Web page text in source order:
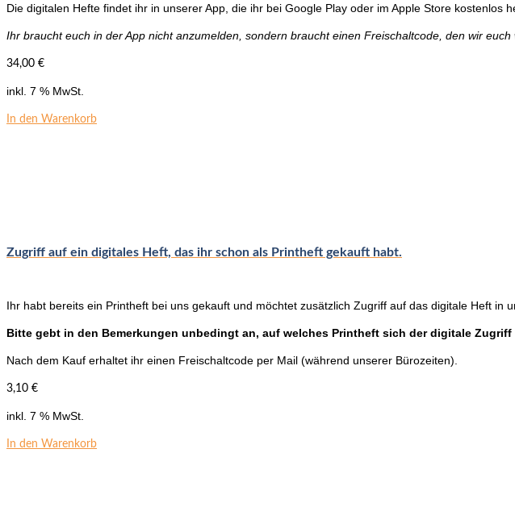
Die digitalen Hefte findet ihr in unserer App, die ihr bei Google Play oder im Apple Store kostenlos
Ihr braucht euch in der App nicht anzumelden, sondern braucht einen Freischaltcode, den wir
34,00 €
inkl. 7 % MwSt.
In den Warenkorb
Zugriff auf ein digitales Heft, das ihr schon als Printheft gekauft habt.
Ihr habt bereits ein Printheft bei uns gekauft und möchtet zusätzlich Zugriff auf das digitale Heft in
Bitte gebt in den Bemerkungen unbedingt an, auf welches Printheft sich der digitale Zugriff
Nach dem Kauf erhaltet ihr einen Freischaltcode per Mail (während unserer Bürozeiten).
3,10 €
inkl. 7 % MwSt.
In den Warenkorb